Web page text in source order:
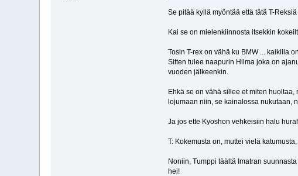
Se pitää kyllä myöntää että tätä T-
Kai se on mielenkiinnosta itsekkin
Tosin T-rex on vähä ku BMW ... kaikilla
Sitten tulee naapurin Hilma joka on
vuoden jälkeenkin.
Ehkä se on vähä sillee et miten
lojumaan niin, se kainalossa nukutaan,
Ja jos ette Kyoshon vehkeisiin halu
T: Kokemusta on, muttei vielä
Noniin, Tumppi täältä Imatran
hei!